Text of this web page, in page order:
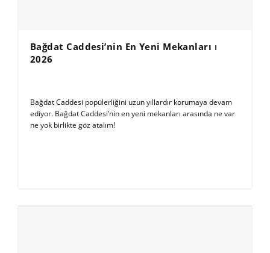
Bağdat Caddesi’nin En Yeni Mekanları ⏐
2026
Bağdat Caddesi popülerliğini uzun yıllardır korumaya devam
ediyor. Bağdat Caddesi’nin en yeni mekanları arasında ne var
ne yok birlikte göz atalım!